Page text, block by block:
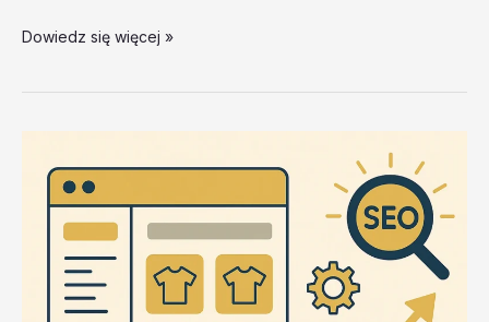
Stabilnosc
–
20260202
Dowiedz się więcej »